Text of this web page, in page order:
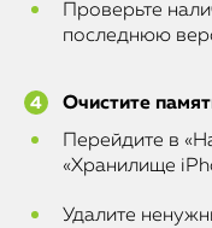
Проверьте
последнюю
Очистите
Перейдите в
«Хранилище
Удалите